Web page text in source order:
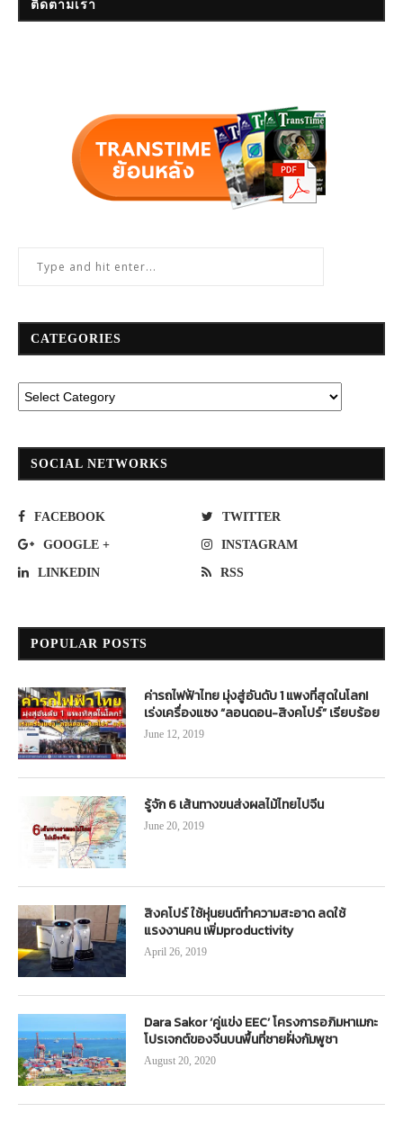
ติดตามเรา
CATEGORIES
SOCIAL NETWORKS
FACEBOOK TWITTER
GOOGLE + INSTAGRAM
LINKEDIN RSS
POPULAR POSTS
ค่ารถไฟฟ้าไทย มุ่งสู่อันดับ 1 แพงที่สุดในโลก!
เร่งเครื่องแซง “ลอนดอน-สิงคโปร์” เรียบร้อย
June 12, 2019
รู้จัก 6 เส้นทางขนส่งผลไม้ไทยไปจีน
June 20, 2019
สิงคโปร์ ใช้หุ่นยนต์ทำความสะอาด ลดใช้
แรงงานคน เพิ่มproductivity
April 26, 2019
Dara Sakor ‘คู่แข่ง EEC’ โครงการอภิมหาเมกะ
โปรเจกต์ของจีนบนพื้นที่ชายฝั่งกัมพูชา
August 20, 2020